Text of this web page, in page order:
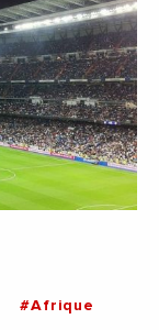
#Afrique